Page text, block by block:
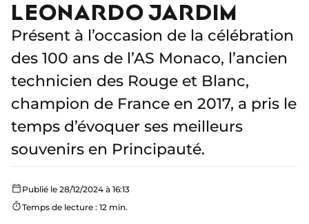
LEONARDO JARDIM
Présent à l’occasion de la célébration
des 100 ans de l’AS Monaco, l’ancien
technicien des Rouge et Blanc,
champion de France en 2017, a pris le
temps d’évoquer ses meilleurs
souvenirs en Principauté.
Publié le 28/12/2024 à 16:13
Temps de lecture : 12 min.